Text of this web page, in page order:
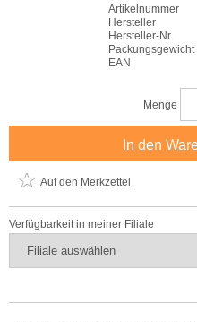
Artikelnummer
Hersteller
Hersteller-Nr.
Packungsgewicht
EAN
Menge
In den
Auf den Merkzettel
Verfügbarkeit in meiner Filiale